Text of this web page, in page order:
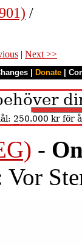
/
| Next >>
Donate
-
Vor